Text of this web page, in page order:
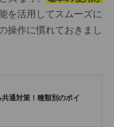
を活用してスムーズに
操作に慣れておきまし
通対策！種類別のポイ